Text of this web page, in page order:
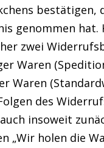
bestätigen,
genommen hat.
zwei
Waren
Waren
des
insoweit
„Wir holen die